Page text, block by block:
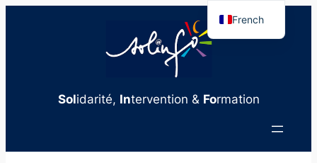
Solidarité, Intervention & Formation
French
English